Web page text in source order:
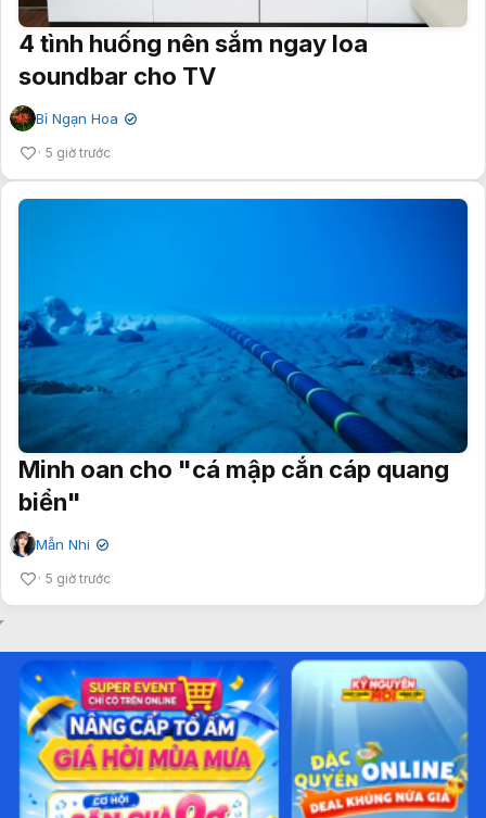
4 tình huống nên sắm ngay loa
soundbar cho TV
Bỉ Ngạn Hoa ✔
5 giờ trước
Minh oan cho "cá mập cắn cáp quang
biển"
Mẫn Nhi ✔
5 giờ trước